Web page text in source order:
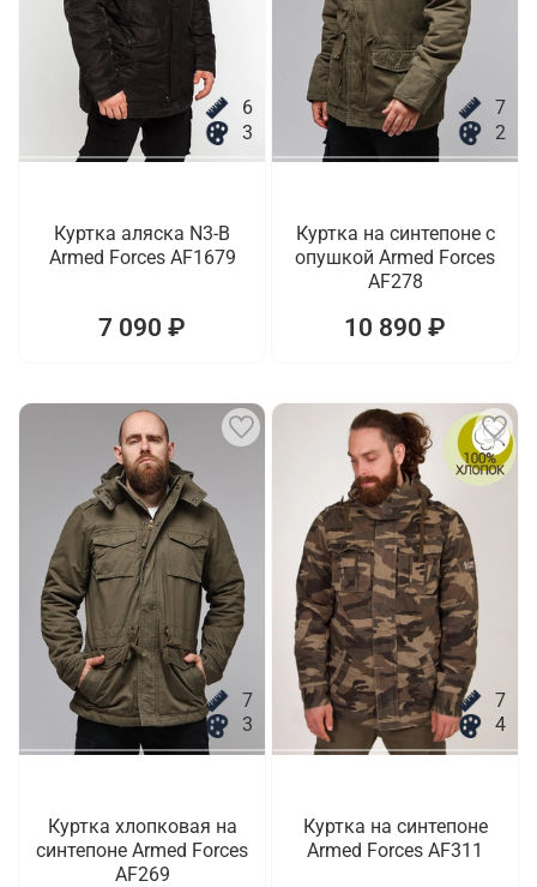
6
3
Куртка аляска N3-B
Armed Forces AF1679
7 090 ₽
7
2
Куртка на синтепоне с
опушкой Armed Forces
AF278
10 890 ₽
7
3
Куртка хлопковая на
синтепоне Armed Forces
AF269
7
4
Куртка на синтепоне
Armed Forces AF311